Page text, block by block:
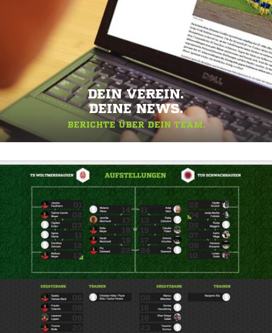
DEIN VEREIN.
DEINE NEWS.
BERICHTE ÜBER DEIN TEAM.